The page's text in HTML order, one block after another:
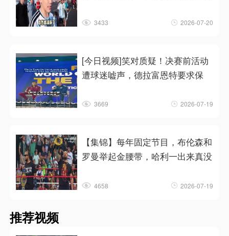
3433 2026-07-20
[今日视频]笑对质疑！决赛前活动
遭球迷嘘声，德拉富恩特要求保
3669 2026-07-19
【集锦】每年固定节目，布伦森和
罗曼举起金腰带，哈利一出来真没
4658 2026-07-19
推荐视频